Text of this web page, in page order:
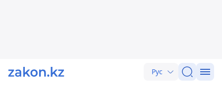
Рус